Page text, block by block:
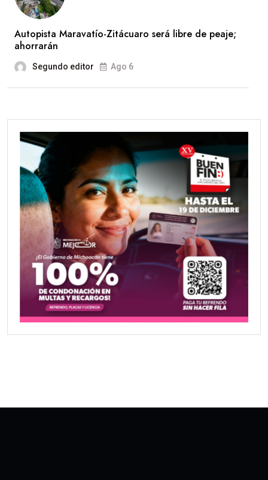
Autopista Maravatío-Zitácuaro será libre de peaje;
ahorrarán
Segundo editor Ago 6